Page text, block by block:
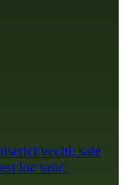
vechi, sate
loc unic.